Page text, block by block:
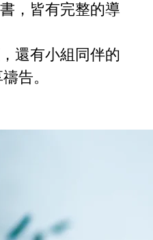
，皆有完整的導
還有小組同伴的
告。